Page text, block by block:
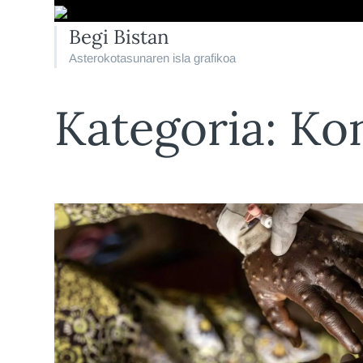
Begi Bistan
Asterokotasunaren isla grafikoa
Kategoria: